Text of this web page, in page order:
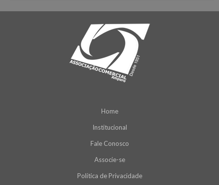
Home
Institucional
Fale Conosco
Associe-se
Política de Privacidade